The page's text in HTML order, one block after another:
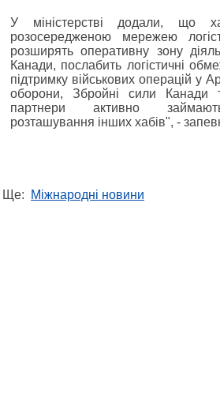
У міністерстві додали, що
розосередженою мережею
розширять оперативну зону
Канади, послабить логістичні
підтримку військових операцій у
оборони, Збройні сили Канади
партнери активно
розташування інших хабів", -
Ще: Міжнародні новини